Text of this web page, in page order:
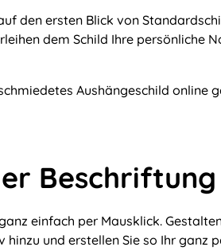
den ersten Blick von
dem Schild Ihre
Aushängeschild online
einfach per Mausklick.
und erstellen Sie so Ihr ganz